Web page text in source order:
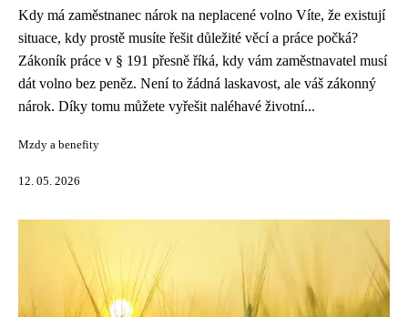
Kdy má zaměstnanec nárok na neplacené volno Víte, že existují
situace, kdy prostě musíte řešit důležité věcí a práce počká?
Zákoník práce v § 191 přesně říká, kdy vám zaměstnavatel musí
dát volno bez peněz. Není to žádná laskavost, ale váš zákonný
nárok. Díky tomu můžete vyřešit naléhavé životní...
Mzdy a benefity
12. 05. 2026